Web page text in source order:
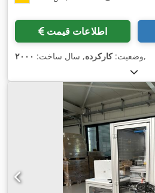
اطلاعات قیمت
وضعیت:کارکرده, سال ساخت: ۲۰۰۰ ,